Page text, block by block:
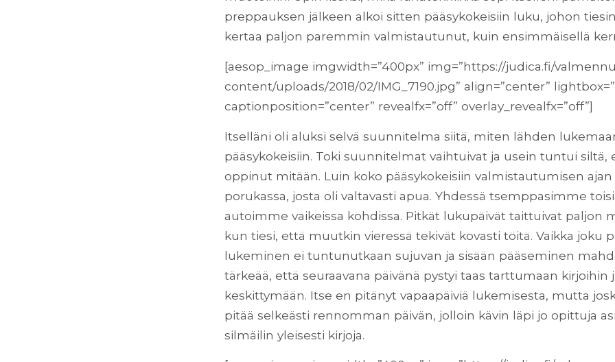
preppauksen jälkeen alkoi sitten pääsykokeisiin luku, johon
kertaa paljon paremmin valmistautunut, kuin ensimmäisellä
[aesop_image imgwidth=”400px” img=”https://judica.fi/
content/uploads/2018/02/IMG_7190.jpg” align=”center”
captionposition=”center” revealfx=”off” overlay_revealfx=”off”]
Itselläni oli aluksi selvä suunnitelma siitä, miten lähden
pääsykokeisiin. Toki suunnitelmat vaihtuivat ja usein tuntui siltä,
oppinut mitään. Luin koko pääsykokeisiin valmistautumisen ajan
porukassa, josta oli valtavasti apua. Yhdessä tsemppasimme
autoimme vaikeissa kohdissa. Pitkät lukupäivät taittuivat paljon
kun tiesi, että muutkin vieressä tekivät kovasti töitä. Vaikka joku
lukeminen ei tuntunutkaan sujuvan ja sisään pääseminen
tärkeää, että seuraavana päivänä pystyi taas tarttumaan kirjoihin
keskittymään. Itse en pitänyt vapaapäiviä lukemisesta, mutta
pitää selkeästi rennomman päivän, jolloin kävin läpi jo opittuja
silmäilin yleisesti kirjoja.